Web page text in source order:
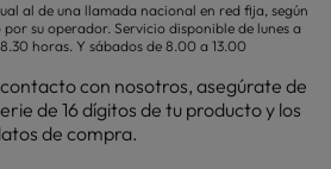
al de una llamada nacional en red fija, según
su operador. Servicio disponible de lunes a
horas. Y sábados de 8.00 a 13.00
con nosotros, asegúrate de
de 16 dígitos de tu producto y los
de compra.